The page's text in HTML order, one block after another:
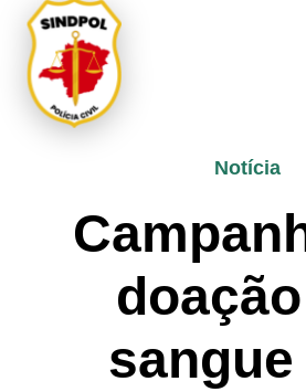
Notícia
sangue